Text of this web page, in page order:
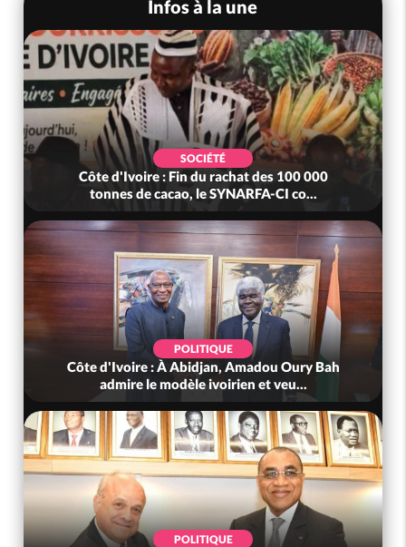
Infos à la une
SOCIÉTÉ
Côte d'Ivoire : Fin du rachat des 100 000
tonnes de cacao, le SYNARFA-CI co...
POLITIQUE
Côte d'Ivoire : À Abidjan, Amadou Oury Bah
admire le modèle ivoirien et veu...
POLITIQUE